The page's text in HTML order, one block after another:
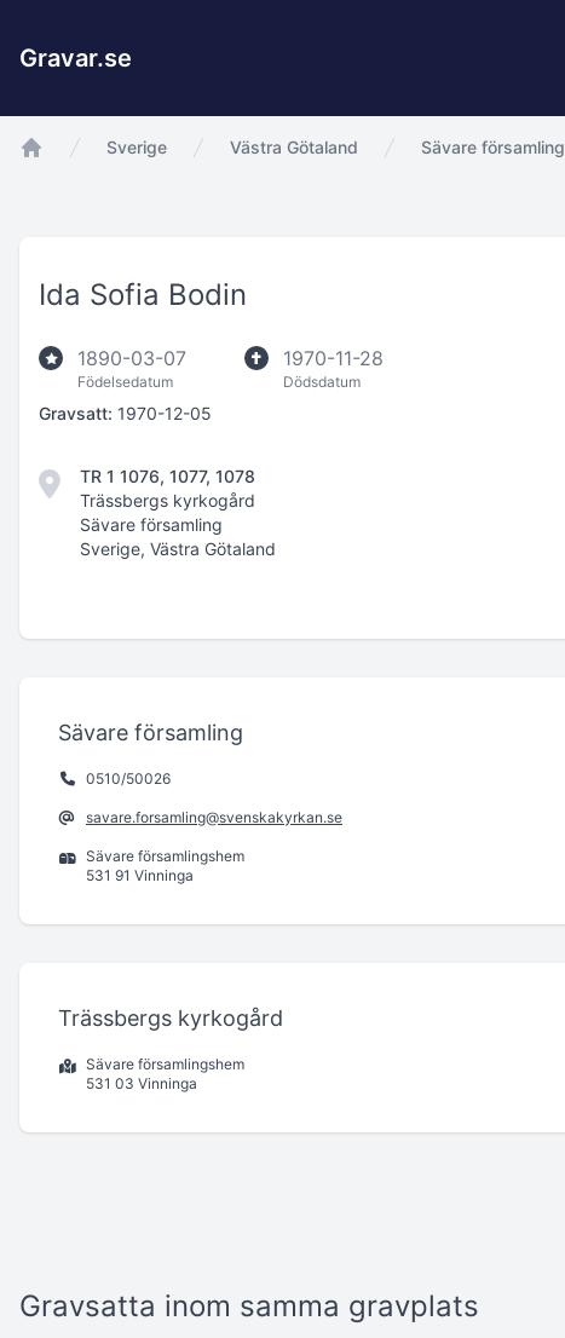
Gravar.se
Sverige Västra Götaland Sävare församling
Ida Sofia Bodin
1890-03-07
Födelsedatum
1970-11-28
Dödsdatum
Gravsatt: 1970-12-05
TR 1 1076, 1077, 1078
Trässbergs kyrkogård
Sävare församling
Sverige, Västra Götaland
Sävare församling
0510/50026
savare.forsamling@svenskakyrkan.se
Sävare församlingshem
531 91 Vinninga
Trässbergs kyrkogård
Sävare församlingshem
531 03 Vinninga
Gravsatta inom samma gravplats